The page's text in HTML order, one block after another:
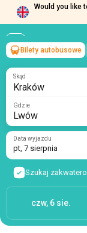
Would you like
Kraków
Bilety autobusowe
Gdzie
Data wyjazdu
pt, 7 sierpnia
Szukaj